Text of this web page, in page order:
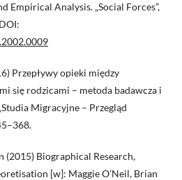
Empirical Analysis. „Social Forces”,
Przepływy opieki między
się rodzicami – metoda badawcza i
Migracyjne – Przegląd
(2015) Biographical Research,
[w]: Maggie O’Neil, Brian